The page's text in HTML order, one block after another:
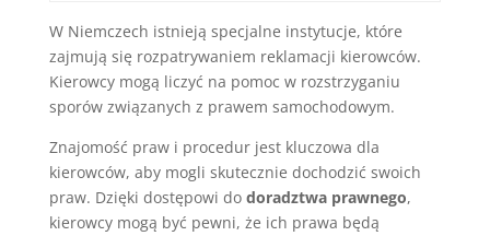
W Niemczech istnieją specjalne instytucje, które
zajmują się rozpatrywaniem reklamacji kierowców.
Kierowcy mogą liczyć na pomoc w rozstrzyganiu
sporów związanych z prawem samochodowym.
Znajomość praw i procedur jest kluczowa dla
kierowców, aby mogli skutecznie dochodzić swoich
praw. Dzięki dostępowi do doradztwa prawnego,
kierowcy mogą być pewni, że ich prawa będą